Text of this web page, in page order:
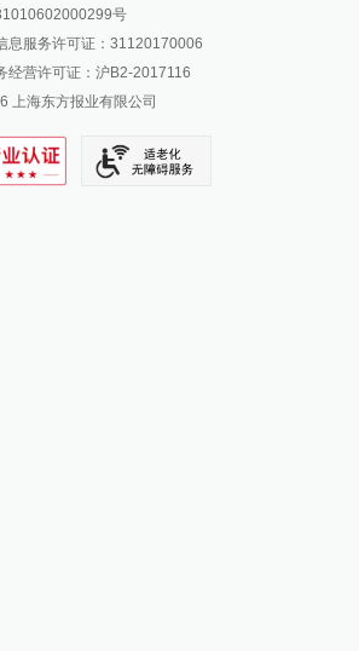
澎湃新闻抖音号
派生万物开放平台
IP SHANGHAI
SIXTH TONE
号
息服务许可证：31120170006
经营许可证：沪B2-2017116
上海东方报业有限公司